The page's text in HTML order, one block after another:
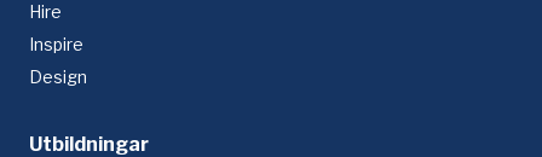
Hire
Inspire
Design
Utbildningar